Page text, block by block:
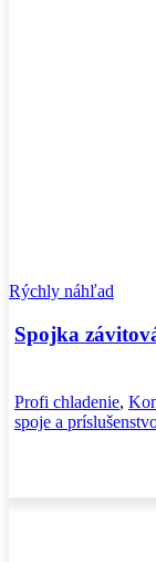
Rýchly náhľad
Spojka
Profi chladenie,
spoje a